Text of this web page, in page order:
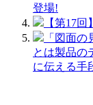
登場!
【第17
「図面
とは製品の
に伝える手